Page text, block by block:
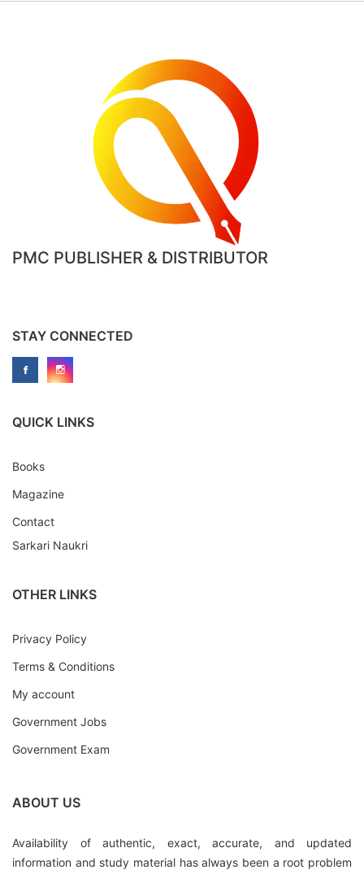
PMC PUBLISHER & DISTRIBUTOR
STAY CONNECTED
QUICK LINKS
Books
Magazine
Contact
Sarkari Naukri
OTHER LINKS
Privacy Policy
Terms & Conditions
My account
Government Jobs
Government Exam
ABOUT US
Availability of authentic, exact, accurate, and updated
information and study material has always been a root problem